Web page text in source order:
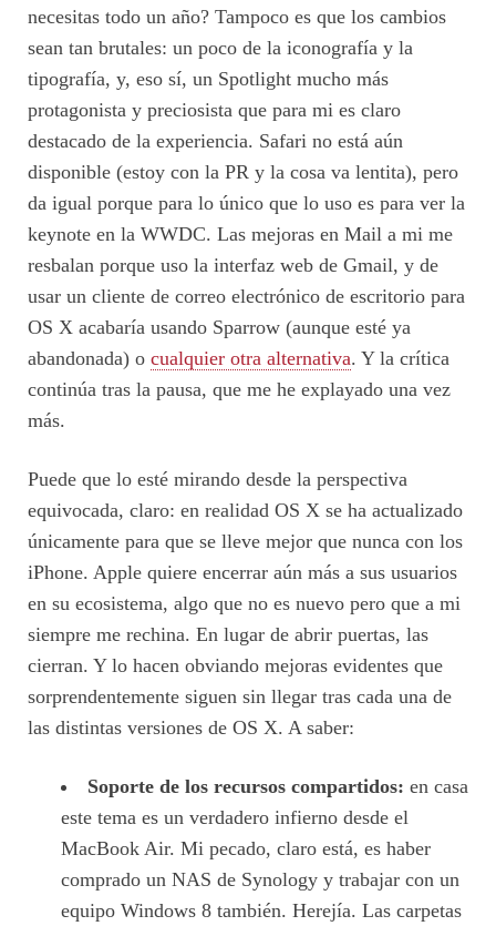
necesitas todo un año? Tampoco es que los cambios
sean tan brutales: un poco de la iconografía y la
tipografía, y, eso sí, un Spotlight mucho más
protagonista y preciosista que para mi es claro
destacado de la experiencia. Safari no está aún
disponible (estoy con la PR y la cosa va lentita), pero
da igual porque para lo único que lo uso es para ver la
keynote en la WWDC. Las mejoras en Mail a mi me
resbalan porque uso la interfaz web de Gmail, y de
usar un cliente de correo electrónico de escritorio para
OS X acabaría usando Sparrow (aunque esté ya
abandonada) o cualquier otra alternativa. Y la crítica
continúa tras la pausa, que me he explayado una vez
más.
Puede que lo esté mirando desde la perspectiva
equivocada, claro: en realidad OS X se ha actualizado
únicamente para que se lleve mejor que nunca con los
iPhone. Apple quiere encerrar aún más a sus usuarios
en su ecosistema, algo que no es nuevo pero que a mi
siempre me rechina. En lugar de abrir puertas, las
cierran. Y lo hacen obviando mejoras evidentes que
sorprendentemente siguen sin llegar tras cada una de
las distintas versiones de OS X. A saber:
Soporte de los recursos compartidos: en casa
este tema es un verdadero infierno desde el
MacBook Air. Mi pecado, claro está, es haber
comprado un NAS de Synology y trabajar con un
equipo Windows 8 también. Herejía. Las carpetas